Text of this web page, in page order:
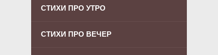
СТИХИ ПРО УТРО
СТИХИ ПРО ВЕЧЕР